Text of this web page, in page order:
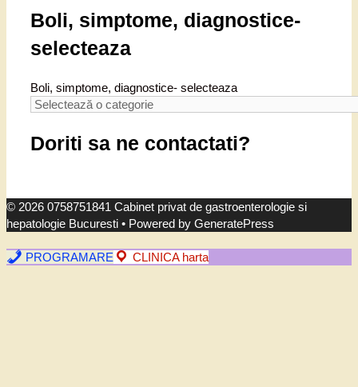
Boli, simptome, diagnostice-
selecteaza
Boli, simptome, diagnostice- selecteaza
Doriti sa ne contactati?
© 2026 0758751841 Cabinet privat de gastroenterologie si
hepatologie Bucuresti • Powered by GeneratePress
PROGRAMARE CLINICA harta